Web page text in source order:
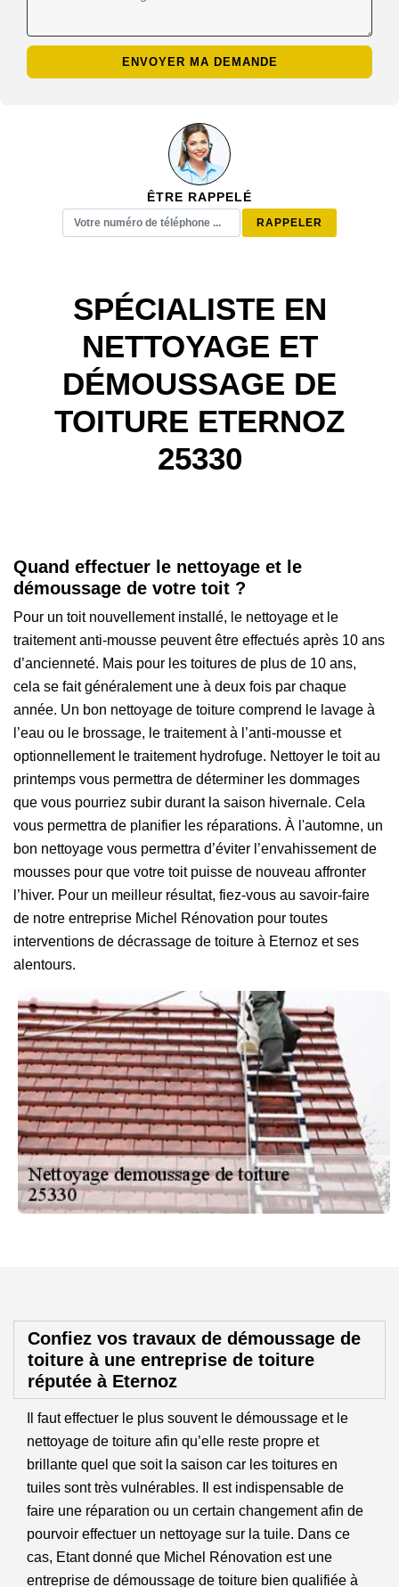
ÊTRE RAPPELÉ
SPÉCIALISTE EN
NETTOYAGE ET
DÉMOUSSAGE DE
TOITURE ETERNOZ
25330
Quand effectuer le nettoyage et le
démoussage de votre toit ?
Pour un toit nouvellement installé, le nettoyage et le
traitement anti-mousse peuvent être effectués après 10 ans
d’ancienneté. Mais pour les toitures de plus de 10 ans,
cela se fait généralement une à deux fois par chaque
année. Un bon nettoyage de toiture comprend le lavage à
l’eau ou le brossage, le traitement à l’anti-mousse et
optionnellement le traitement hydrofuge. Nettoyer le toit au
printemps vous permettra de déterminer les dommages
que vous pourriez subir durant la saison hivernale. Cela
vous permettra de planifier les réparations. À l'automne, un
bon nettoyage vous permettra d’éviter l’envahissement de
mousses pour que votre toit puisse de nouveau affronter
l’hiver. Pour un meilleur résultat, fiez-vous au savoir-faire
de notre entreprise Michel Rénovation pour toutes
interventions de décrassage de toiture à Eternoz et ses
alentours.
Confiez vos travaux de démoussage de
toiture à une entreprise de toiture
réputée à Eternoz
Il faut effectuer le plus souvent le démoussage et le
nettoyage de toiture afin qu’elle reste propre et
brillante quel que soit la saison car les toitures en
tuiles sont très vulnérables. Il est indispensable de
faire une réparation ou un certain changement afin de
pourvoir effectuer un nettoyage sur la tuile. Dans ce
cas, Etant donné que Michel Rénovation est une
entreprise de démoussage de toiture bien qualifiée à